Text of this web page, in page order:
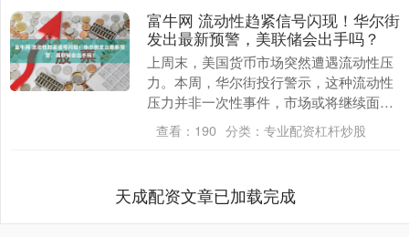
富牛网 流动性趋紧信号闪现！华尔街
发出最新预警，美联储会出手吗？
上周末，美国货币市场突然遭遇流动性压
力。本周，华尔街投行警示，这种流动性
压力并非一次性事件，市场或将继续面临
货币市场流动性风险，美联储或将不得不
出手干预。并且，....
查看： 190 分类： 专业配资杠杆炒股
天成配资文章已加载完成